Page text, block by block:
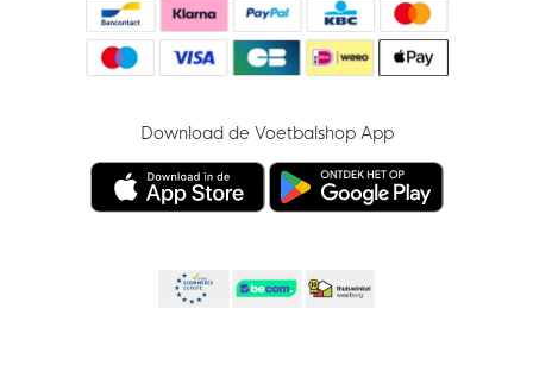
Download de Voetbalshop App